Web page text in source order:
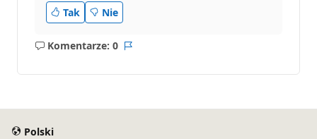
Tak
Nie
Komentarze: 0
Brak
Polski